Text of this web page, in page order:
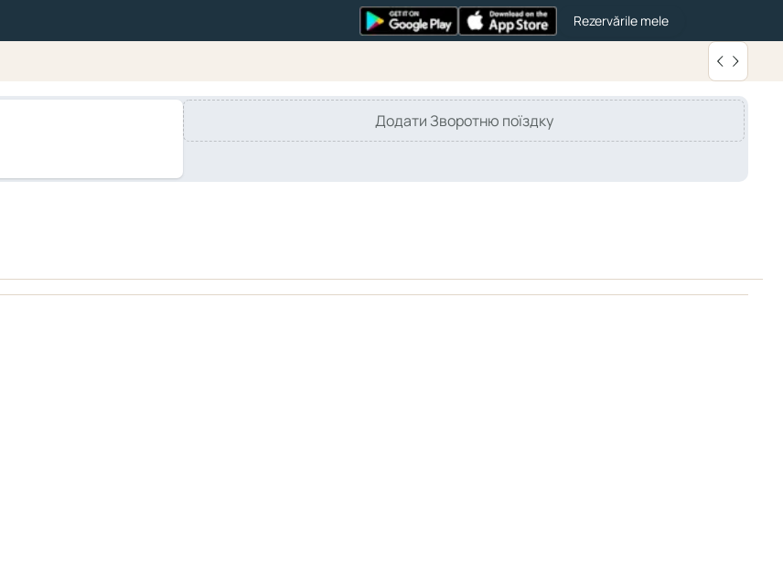
Rezervările mele
Додати Зворотню поїздку